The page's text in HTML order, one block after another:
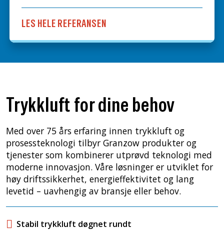
LES HELE REFERANSEN
Trykkluft for dine behov
Med over 75 års erfaring innen trykkluft og
prosessteknologi tilbyr Granzow produkter og
tjenester som kombinerer utprøvd teknologi med
moderne innovasjon. Våre løsninger er utviklet for
høy driftssikkerhet, energieffektivitet og lang
levetid – uavhengig av bransje eller behov.
Stabil trykkluft døgnet rundt